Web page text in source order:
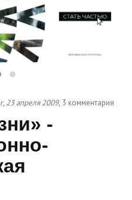
23 апреля 2009, 3 комментария
-